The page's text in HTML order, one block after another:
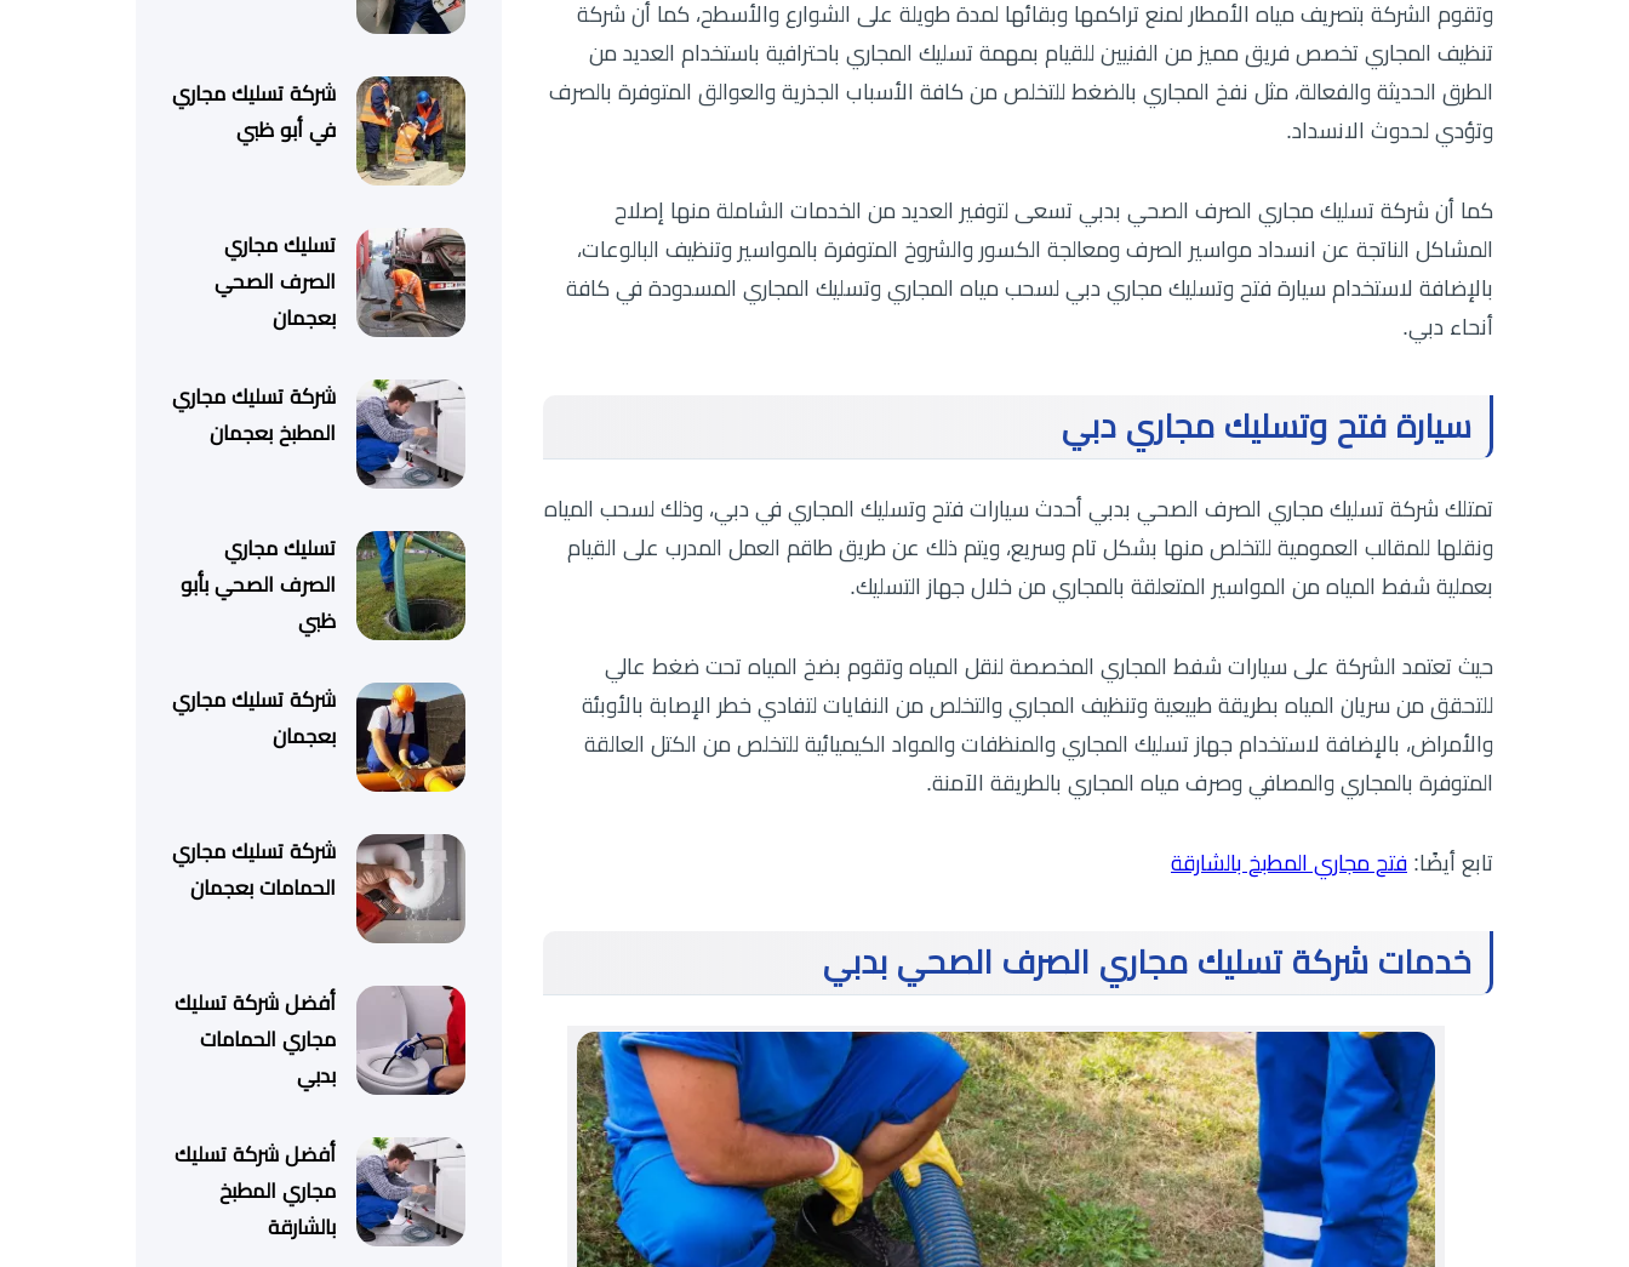
وتقوم الشركة بتصريف مياه الأمطار لمنع تراكمها وبقائها لمدة طويلة على الشوارع والأسطح، كما أن شركة
تنظيف المجاري تخصص فريق مميز من الفنيين للقيام بمهمة تسليك المجاري باحترافية باستخدام العديد من
الطرق الحديثة والفعالة، مثل نفخ المجاري بالضغط للتخلص من كافة الأسباب الجذرية والعوالق المتوفرة بالصرف
وتؤدي لحدوث الانسداد.
كما أن شركة تسليك مجاري الصرف الصحي بدبي تسعى لتوفير العديد من الخدمات الشاملة منها إصلاح
المشاكل الناتجة عن انسداد مواسير الصرف ومعالجة الكسور والشروخ المتوفرة بالمواسير وتنظيف البالوعات،
بالإضافة لاستخدام سيارة فتح وتسليك مجاري دبي لسحب مياه المجاري وتسليك المجاري المسدودة في كافة
أنحاء دبي.
سيارة فتح وتسليك مجاري دبي
تمتلك شركة تسليك مجاري الصرف الصحي بدبي أحدث سيارات فتح وتسليك المجاري في دبي، وذلك لسحب المياه
ونقلها للمقالب العمومية للتخلص منها بشكل تام وسريع، ويتم ذلك عن طريق طاقم العمل المدرب على القيام
بعملية شفط المياه من المواسير المتعلقة بالمجاري من خلال جهاز التسليك.
حيث تعتمد الشركة على سيارات شفط المجاري المخصصة لنقل المياه وتقوم بضخ المياه تحت ضغط عالي
للتحقق من سريان المياه بطريقة طبيعية وتنظيف المجاري والتخلص من النفايات لتفادي خطر الإصابة بالأوبئة
والأمراض، بالإضافة لاستخدام جهاز تسليك المجاري والمنظفات والمواد الكيميائية للتخلص من الكتل العالقة
المتوفرة بالمجاري والمصافي وصرف مياه المجاري بالطريقة الآمنة.
تابع أيضًا: فتح مجاري المطبخ بالشارقة
خدمات شركة تسليك مجاري الصرف الصحي بدبي
شركة تسليك مجاري
في أبو ظبي
تسليك مجاري
الصرف الصحي
بعجمان
شركة تسليك مجاري
المطبخ بعجمان
تسليك مجاري
الصرف الصحي بأبو
ظبي
شركة تسليك مجاري
بعجمان
شركة تسليك مجاري
الحمامات بعجمان
أفضل شركة تسليك
مجاري الحمامات
بدبي
أفضل شركة تسليك
مجاري المطبخ
بالشارقة